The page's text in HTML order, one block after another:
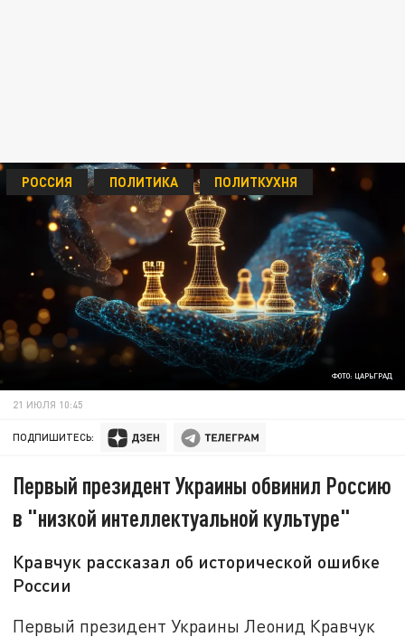
ФОТО: ЦАРЬГРАД
РОССИЯ ПОЛИТИКА ПОЛИТКУХНЯ
21 ИЮЛЯ 10:45
ПОДПИШИТЕСЬ:
Первый президент Украины обвинил Россию
в "низкой интеллектуальной культуре"
Кравчук рассказал об исторической ошибке
России
Первый президент Украины Леонид Кравчук